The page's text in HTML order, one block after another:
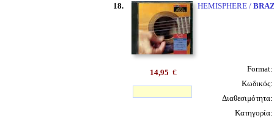
18. HEMISPHERE /
14,95 €
Format:
Κωδικός:
Διαθεσιμότητα:
Κατηγορία: